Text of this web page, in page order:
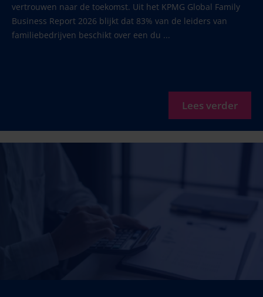
vertrouwen naar de toekomst. Uit het KPMG Global Family
Business Report 2026 blijkt dat 83% van de leiders van
familiebedrijven beschikt over een du ...
Lees verder